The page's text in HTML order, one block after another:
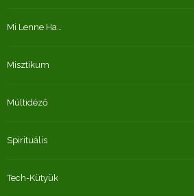
Mi Lenne Ha…
Misztikum
Múltidéző
Spirituális
Tech-Kütyük